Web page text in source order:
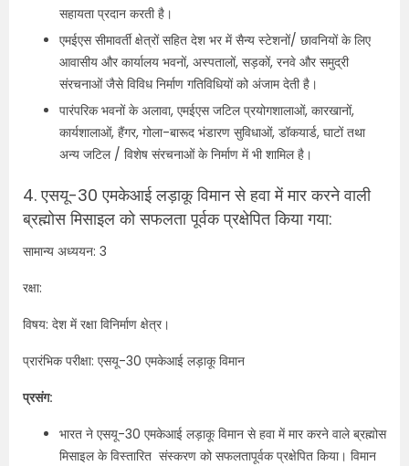
सहायता प्रदान करती है।
एमईएस सीमावर्ती क्षेत्रों सहित देश भर में सैन्य स्टेशनों/ छावनियों के लिए
आवासीय और कार्यालय भवनों, अस्पतालों, सड़कों, रनवे और समुद्री
संरचनाओं जैसे विविध निर्माण गतिविधियों को अंजाम देती है।
पारंपरिक भवनों के अलावा, एमईएस जटिल प्रयोगशालाओं, कारखानों,
कार्यशालाओं, हैंगर, गोला-बारूद भंडारण सुविधाओं, डॉकयार्ड, घाटों तथा
अन्य जटिल / विशेष संरचनाओं के निर्माण में भी शामिल है।
4. एसयू-30 एमकेआई लड़ाकू विमान से हवा में मार करने वाली
ब्रह्मोस मिसाइल को सफलता पूर्वक प्रक्षेपित किया गया:
सामान्य अध्ययन: 3
रक्षा:
विषय: देश में रक्षा विनिर्माण क्षेत्र।
प्रारंभिक परीक्षा: एसयू-30 एमकेआई लड़ाकू विमान
प्रसंग:
भारत ने एसयू-30 एमकेआई लड़ाकू विमान से हवा में मार करने वाले ब्रह्मोस
मिसाइल के विस्तारित संस्करण को सफलतापूर्वक प्रक्षेपित किया। विमान